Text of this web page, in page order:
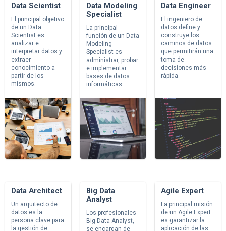
Data Scientist
El principal objetivo
de un Data
Scientist es
analizar e
interpretar datos y
extraer
conocimiento a
partir de los
mismos.
Data Modeling
Specialist
La principal
función de un Data
Modeling
Specialist es
administrar, probar
e implementar
bases de datos
informáticas.
Data Engineer
El ingeniero de
datos define y
construye los
caminos de datos
que permitirán una
toma de
decisiones más
rápida.
Data Architect
Un arquitecto de
datos es la
persona clave para
la gestión de
Big Data
Analyst
Los profesionales
Big Data Analyst,
se encargan de
Agile Expert
La principal misión
de un Agile Expert
es garantizar la
aplicación de las